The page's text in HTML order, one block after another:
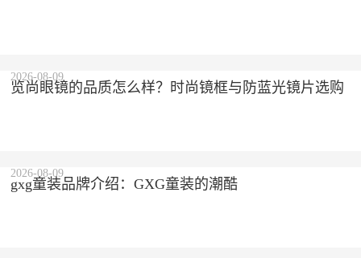
览尚眼镜的品质怎么样？时尚镜框与防蓝光镜片选购
2026-08-09
gxg童装品牌介绍：GXG童装的潮酷
2026-08-09